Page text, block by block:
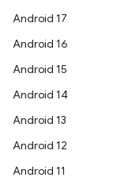
Android 17
Android 16
Android 15
Android 14
Android 13
Android 12
Android 11